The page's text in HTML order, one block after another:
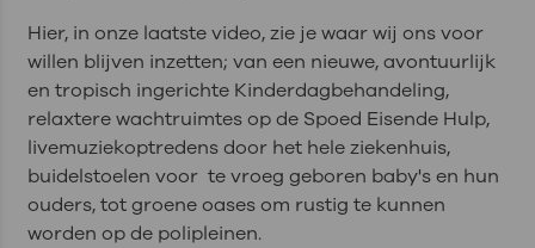
Hier, in onze laatste video, zie je waar wij ons voor
willen blijven inzetten; van een nieuwe, avontuurlijk
en tropisch ingerichte Kinderdagbehandeling,
relaxtere wachtruimtes op de Spoed Eisende Hulp,
livemuziekoptredens door het hele ziekenhuis,
buidelstoelen voor te vroeg geboren baby's en hun
ouders, tot groene oases om rustig te kunnen
worden op de polipleinen.